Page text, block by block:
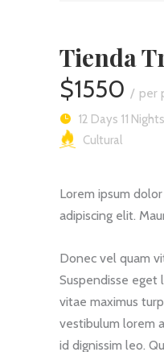
Tienda
$1550 per
12 Days 11 Nights
Cultural
Lorem ipsum
adipiscing elit.
Donec vel quam
Suspendisse eget
vitae maximus
vestibulum lorem
id dignissim leo.